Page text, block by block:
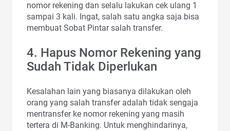
nomor rekening dan selalu lakukan cek ulang 1
sampai 3 kali. Ingat, salah satu angka saja bisa
membuat Sobat Pintar salah transfer.
4. Hapus Nomor Rekening yang
Sudah Tidak Diperlukan
Kesalahan lain yang biasanya dilakukan oleh
orang yang salah transfer adalah tidak sengaja
mentransfer ke nomor rekening yang masih
tertera di M-Banking. Untuk menghindarinya,